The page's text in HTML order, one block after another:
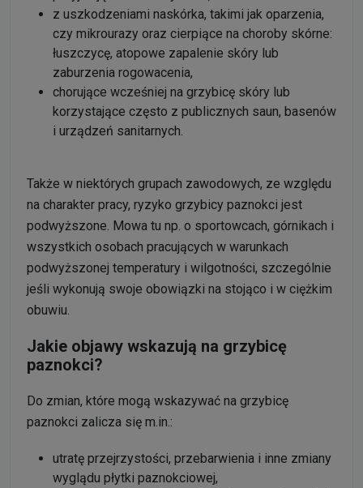
z uszkodzeniami naskórka, takimi jak oparzenia,
czy mikrourazy oraz cierpiące na choroby skórne:
łuszczycę, atopowe zapalenie skóry lub
zaburzenia rogowacenia,
chorujące wcześniej na grzybicę skóry lub
korzystające często z publicznych saun, basenów
i urządzeń sanitarnych.
Także w niektórych grupach zawodowych, ze względu
na charakter pracy, ryzyko grzybicy paznokci jest
podwyższone. Mowa tu np. o sportowcach, górnikach i
wszystkich osobach pracujących w warunkach
podwyższonej temperatury i wilgotności, szczególnie
jeśli wykonują swoje obowiązki na stojąco i w ciężkim
obuwiu.
Jakie objawy wskazują na grzybicę
paznokci?
Do zmian, które mogą wskazywać na grzybicę
paznokci zalicza się m.in.:
utratę przejrzystości, przebarwienia i inne zmiany
wyglądu płytki paznokciowej,